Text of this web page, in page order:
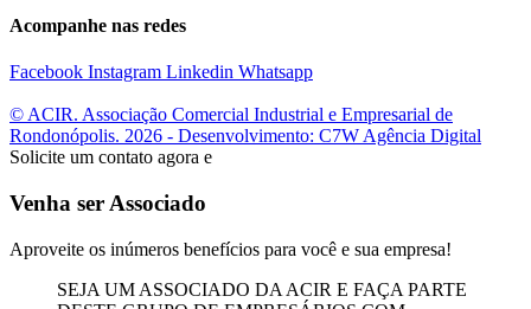
Acompanhe nas redes
Facebook Instagram Linkedin Whatsapp
© ACIR. Associação Comercial Industrial e Empresarial de
Rondonópolis. 2026 - Desenvolvimento: C7W Agência Digital
Solicite um contato agora e
Venha ser Associado
Aproveite os inúmeros benefícios para você e sua empresa!
SEJA UM ASSOCIADO DA ACIR E FAÇA PARTE